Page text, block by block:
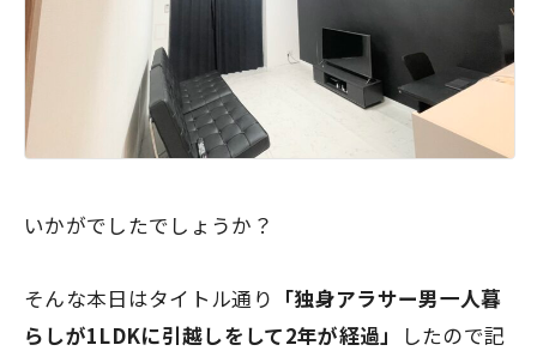
いかがでしたでしょうか？
そんな本日はタイトル通り 「独身アラサー男一人暮
らしが1LDKに引越しをして2年が経過」
したので記